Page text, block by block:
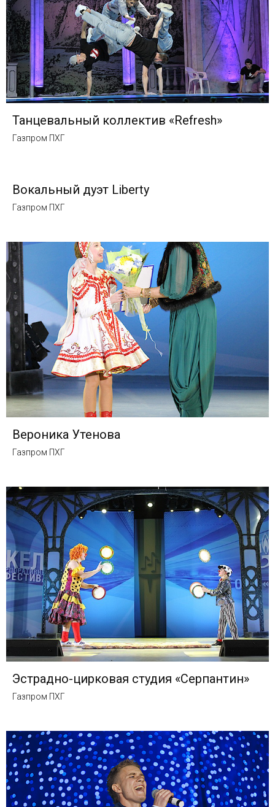
Танцевальный коллектив «Refresh»
Газпром ПХГ
Вокальный дуэт Liberty
Газпром ПХГ
Вероника Утенова
Газпром ПХГ
Эстрадно-цирковая студия «Серпантин»
Газпром ПХГ